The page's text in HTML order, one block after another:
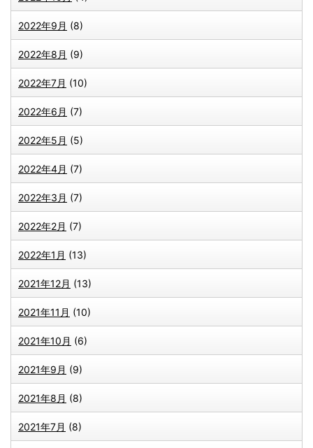
2022年9月 (8)
2022年8月 (9)
2022年7月 (10)
2022年6月 (7)
2022年5月 (5)
2022年4月 (7)
2022年3月 (7)
2022年2月 (7)
2022年1月 (13)
2021年12月 (13)
2021年11月 (10)
2021年10月 (6)
2021年9月 (9)
2021年8月 (8)
2021年7月 (8)